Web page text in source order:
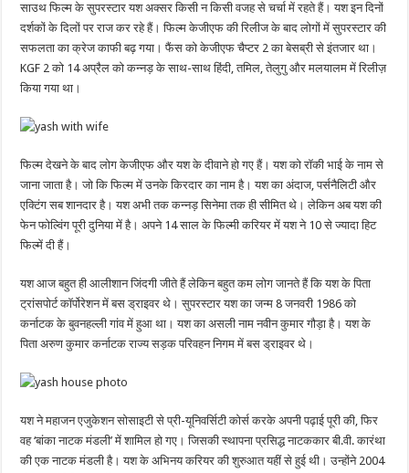
साउथ फिल्म के सुपरस्टार यश अक्सर किसी न किसी वजह से चर्चा में रहते हैं। यश इन दिनों
दर्शकों के दिलों पर राज कर रहे हैं। फिल्म केजीएफ की रिलीज के बाद लोगों में सुपरस्टार की
सफलता का क्रेज काफी बढ़ गया। फैंस को केजीएफ चैप्टर 2 का बेसब्री से इंतजार था।
KGF 2 को 14 अप्रैल को कन्नड़ के साथ-साथ हिंदी, तमिल, तेलुगु और मलयालम में रिलीज़
किया गया था।
फिल्म देखने के बाद लोग केजीएफ और यश के दीवाने हो गए हैं। यश को रॉकी भाई के नाम से
जाना जाता है। जो कि फिल्म में उनके किरदार का नाम है। यश का अंदाज, पर्सनैलिटी और
एक्टिंग सब शानदार है। यश अभी तक कन्नड़ सिनेमा तक ही सीमित थे। लेकिन अब यश की
फेन फोल्विंग पूरी दुनिया में है। अपने 14 साल के फिल्मी करियर में यश ने 10 से ज्यादा हिट
फिल्में दी हैं।
यश आज बहुत ही आलीशान जिंदगी जीते हैं लेकिन बहुत कम लोग जानते हैं कि यश के पिता
ट्रांसपोर्ट कॉर्पोरेशन में बस ड्राइवर थे। सुपरस्टार यश का जन्म 8 जनवरी 1986 को
कर्नाटक के बुवनहल्ली गांव में हुआ था। यश का असली नाम नवीन कुमार गौड़ा है। यश के
पिता अरुण कुमार कर्नाटक राज्य सड़क परिवहन निगम में बस ड्राइवर थे।
यश ने महाजन एजुकेशन सोसाइटी से प्री-यूनिवर्सिटी कोर्स करके अपनी पढ़ाई पूरी की, फिर
वह ‘बांका नाटक मंडली’ में शामिल हो गए। जिसकी स्थापना प्रसिद्ध नाटककार बी.वी. कारंथा
की एक नाटक मंडली है। यश के अभिनय करियर की शुरुआत यहीं से हुई थी। उन्होंने 2004